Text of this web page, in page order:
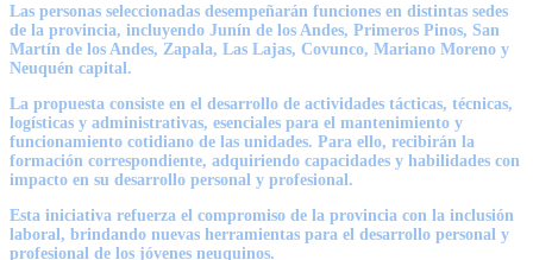
Las personas seleccionadas desempeñarán funciones en distintas sedes
de la provincia, incluyendo Junín de los Andes, Primeros Pinos, San
Martín de los Andes, Zapala, Las Lajas, Covunco, Mariano Moreno y
Neuquén capital.
La propuesta consiste en el desarrollo de actividades tácticas, técnicas,
logísticas y administrativas, esenciales para el mantenimiento y
funcionamiento cotidiano de las unidades. Para ello, recibirán la
formación correspondiente, adquiriendo capacidades y habilidades con
impacto en su desarrollo personal y profesional.
Esta iniciativa refuerza el compromiso de la provincia con la inclusión
laboral, brindando nuevas herramientas para el desarrollo personal y
profesional de los jóvenes neuquinos.